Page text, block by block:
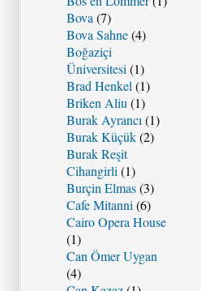
Bova (7)
Bova Sahne(4)
Boğaziçi
Üniversitesi (1)
Brad Henkel (1)
Briken Aliu (1)
Burak Ayrancı (1)
Burak Küçük(2)
Burak Reşit
Cihangirli (1)
Burçin Elmas(3)
Cafe Mitanni (6)
Cairo Opera House
(1)
Can Ömer Uygan
(4)